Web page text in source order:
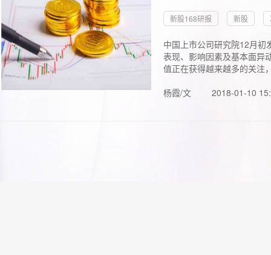
新股168研报 新股
中国上市公司研究院12月初
表现、影响因素及基本面异
值正在获得越来越多的关注
杨霞/文
2018-01-10